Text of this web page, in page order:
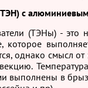
с
(ТЭНы) -
которое
однако смысл
выполнены в